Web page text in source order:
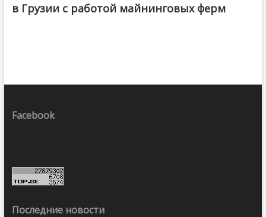
в Грузии с работой майнинговых ферм
Facebook
Последние новости